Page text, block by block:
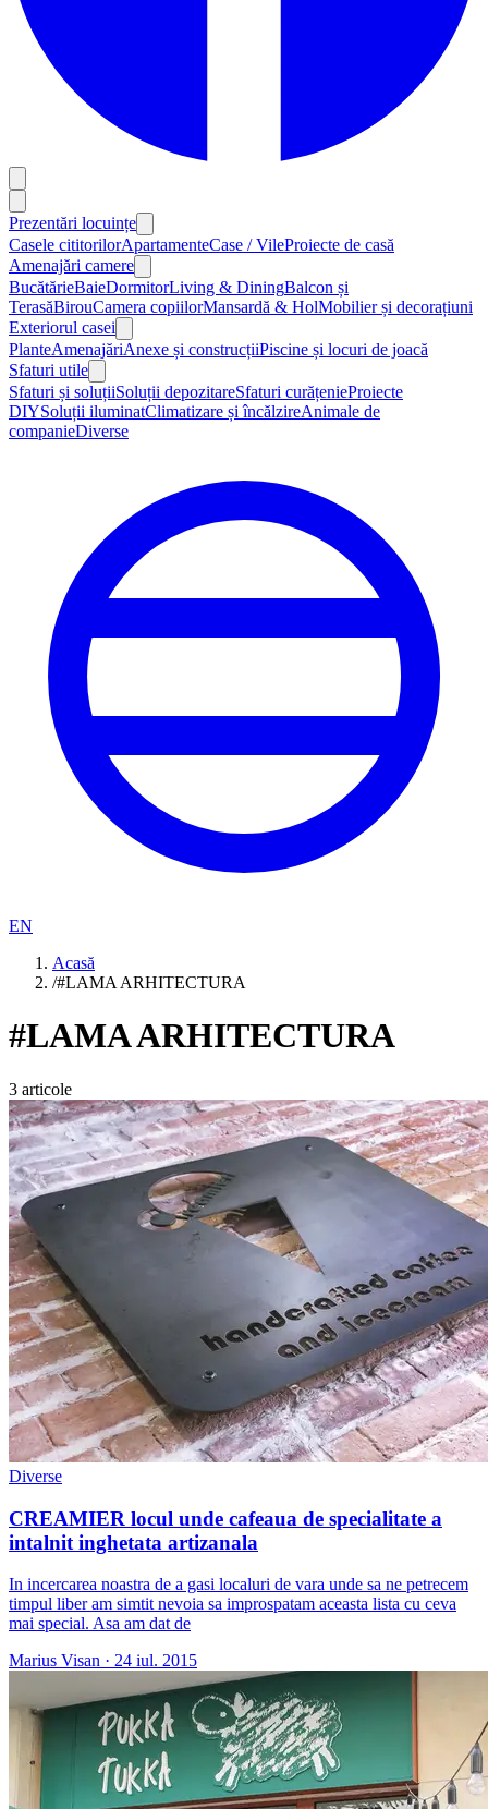
Prezentări locuințe
Casele cititorilorApartamenteCase / VileProiecte de casă
Amenajări camere
BucătărieBaieDormitorLiving & DiningBalcon și
TerasăBirouCamera copiilorMansardă & HolMobilier și decorațiuni
Exteriorul casei
PlanteAmenajăriAnexe și construcțiiPiscine și locuri de joacă
Sfaturi utile
Sfaturi și soluțiiSoluții depozitareSfaturi curățenieProiecte
DIYSoluții iluminatClimatizare și încălzireAnimale de
companieDiverse
EN
Acasă
/#LAMA ARHITECTURA
#LAMA ARHITECTURA
3 articole
Diverse
CREAMIER locul unde cafeaua de specialitate a
intalnit inghetata artizanala
In incercarea noastra de a gasi localuri de vara unde sa ne petrecem
timpul liber am simtit nevoia sa improspatam aceasta lista cu ceva
mai special. Asa am dat de
Marius Visan · 24 iul. 2015